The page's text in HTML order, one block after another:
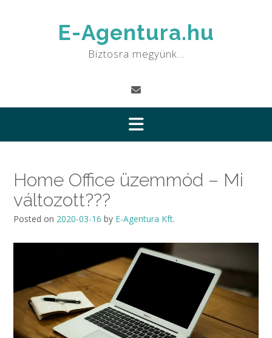
E-Agentura.hu
Biztosra megyünk…
Home Office üzemmód – Mi
változott???
Posted on 2020-03-16 by E-Agentura Kft.